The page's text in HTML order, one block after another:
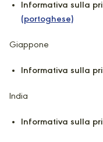
Informativa sulla
(portoghese)
Giappone
Informativa sulla
India
Informativa sulla